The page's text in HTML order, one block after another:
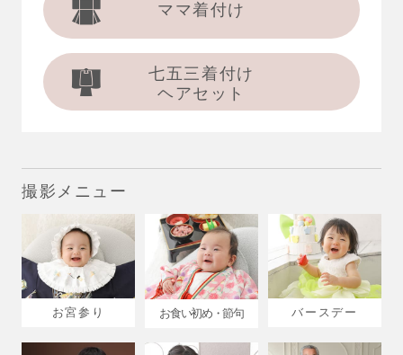
ママ着付け
七五三着付け
ヘアセット
撮影メニュー
お宮参り お食い初め・節句 バースデー